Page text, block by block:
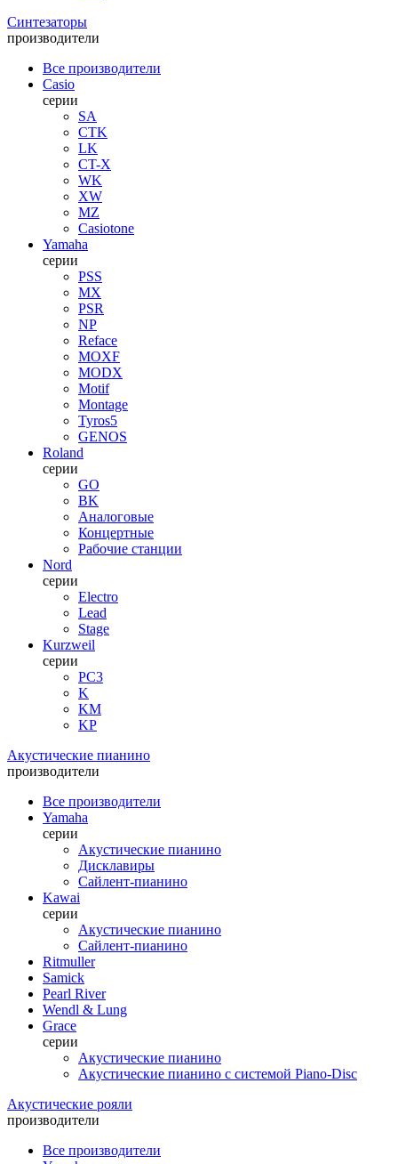
Синтезаторы
производители
Все производители
Casio
серии
SA
CTK
LK
CT-X
WK
XW
MZ
Casiotone
Yamaha
серии
PSS
MX
PSR
NP
Reface
MOXF
MODX
Motif
Montage
Tyros5
GENOS
Roland
серии
GO
BK
Аналоговые
Концертные
Рабочие станции
Nord
серии
Electro
Lead
Stage
Kurzweil
серии
PC3
K
KM
KP
Акустические пианино
производители
Все производители
Yamaha
серии
Акустические пианино
Дисклавиры
Сайлент-пианино
Kawai
серии
Акустические пианино
Сайлент-пианино
Ritmuller
Samick
Pearl River
Wendl & Lung
Grace
серии
Акустические пианино
Акустические пианино с системой Piano-Disc
Акустические рояли
производители
Все производители